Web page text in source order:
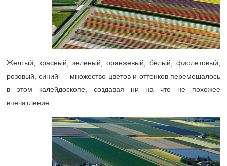
Желтый, красный, зеленый, оранжевый, белый, фиолетовый,
розовый, синий — множество цветов и оттенков перемешалось
в этом калейдоскопе, создавая ни на что не похожее
впечатление.